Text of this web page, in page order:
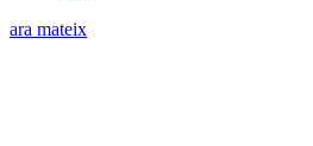
ara mateix